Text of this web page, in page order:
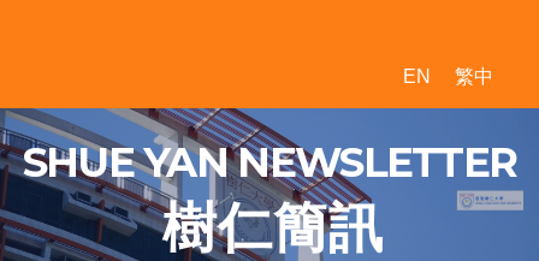
EN 繁中
SHUE YAN NEWSLETTER
樹 仁 簡 訊